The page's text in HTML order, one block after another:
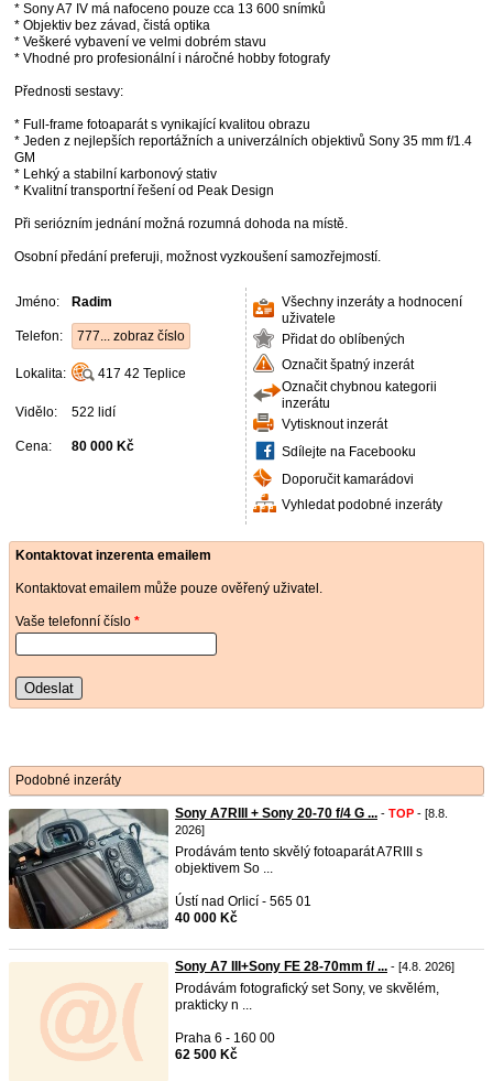
* Sony A7 IV má nafoceno pouze cca 13 600 snímků
* Objektiv bez závad, čistá optika
* Veškeré vybavení ve velmi dobrém stavu
* Vhodné pro profesionální i náročné hobby fotografy
Přednosti sestavy:
* Full-frame fotoaparát s vynikající kvalitou obrazu
* Jeden z nejlepších reportážních a univerzálních objektivů Sony 35 mm f/1.4
GM
* Lehký a stabilní karbonový stativ
* Kvalitní transportní řešení od Peak Design
Při seriózním jednání možná rozumná dohoda na místě.
Osobní předání preferuji, možnost vyzkoušení samozřejmostí.
Jméno: Radim
Telefon: 777... zobraz číslo
Lokalita: 417 42 Teplice
Vidělo: 522 lidí
Cena: 80 000 Kč
Všechny inzeráty a hodnocení
uživatele
Přidat do oblíbených
Označit špatný inzerát
Označit chybnou kategorii
inzerátu
Vytisknout inzerát
Sdílejte na Facebooku
Doporučit kamarádovi
Vyhledat podobné inzeráty
Kontaktovat inzerenta emailem
Kontaktovat emailem může pouze ověřený uživatel.
Vaše telefonní číslo *
Odeslat
Podobné inzeráty
Sony A7RIII + Sony 20-70 f/4 G ... - TOP - [8.8.
2026]
Prodávám tento skvělý fotoaparát A7RIII s
objektivem So ...
Ústí nad Orlicí - 565 01
40 000 Kč
Sony A7 III+Sony FE 28-70mm f/ ... - [4.8. 2026]
Prodávám fotografický set Sony, ve skvělém,
prakticky n ...
Praha 6 - 160 00
62 500 Kč